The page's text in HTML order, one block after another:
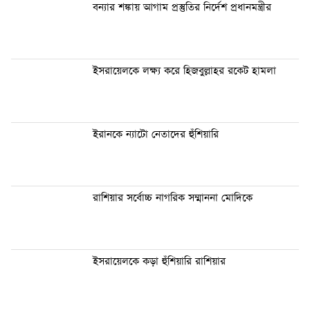
বন্যার শঙ্কায় আগাম প্রস্তুতির নির্দেশ প্রধানমন্ত্রীর
ইসরায়েলকে লক্ষ্য করে হিজবুল্লাহর রকেট হামলা
ইরানকে ন্যাটো নেতাদের হুঁশিয়ারি
রাশিয়ার সর্বোচ্চ নাগরিক সম্মাননা মোদিকে
ইসরায়েলকে কড়া হুঁশিয়ারি রাশিয়ার